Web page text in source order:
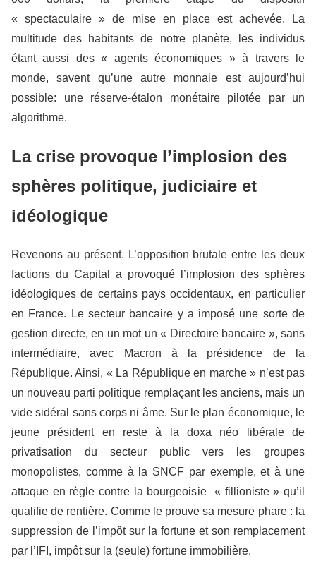
« spectaculaire » de mise en place est achevée. La
multitude des habitants de notre planète, les individus
étant aussi des « agents économiques » à travers le
monde, savent qu’une autre monnaie est aujourd’hui
possible: une réserve-étalon monétaire pilotée par un
algorithme.
La crise provoque l’implosion des
sphères politique, judiciaire et
idéologique
Revenons au présent. L’opposition brutale entre les deux
factions du Capital a provoqué l’implosion des sphères
idéologiques de certains pays occidentaux, en particulier
en France. Le secteur bancaire y a imposé une sorte de
gestion directe, en un mot un « Directoire bancaire », sans
intermédiaire, avec Macron à la présidence de la
République. Ainsi, « La République en marche » n’est pas
un nouveau parti politique remplaçant les anciens, mais un
vide sidéral sans corps ni âme. Sur le plan économique, le
jeune président en reste à la doxa néo libérale de
privatisation du secteur public vers les groupes
monopolistes, comme à la SNCF par exemple, et à une
attaque en règle contre la bourgeoisie « fillioniste » qu’il
qualifie de rentière. Comme le prouve sa mesure phare : la
suppression de l’impôt sur la fortune et son remplacement
par l’IFI, impôt sur la (seule) fortune immobilière.